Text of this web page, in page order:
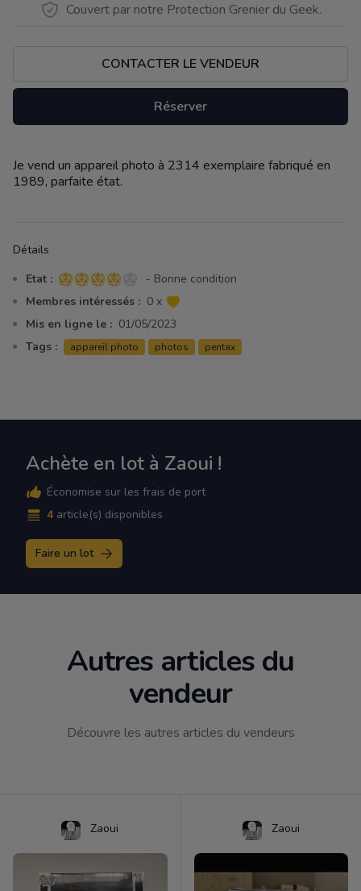
Couvert par notre Protection Grenier du Geek.
CONTACTER LE VENDEUR
Réserver
Description
Je vend un appareil photo à 2314 exemplaire fabriqué en
1989, parfaite état.
Détails
Etat : 4 sur 5 étoiles
- Bonne condition
Membres intéressés : 0 x
Mis en ligne le : 01/05/2023
Tags :
appareil photo photos pentax
Achète en lot à Zaoui !
Économise sur les frais de port
4 article(s) disponibles
Faire un lot
Autres articles du
vendeur
Découvre les autres articles du vendeurs
Zaoui Zaoui